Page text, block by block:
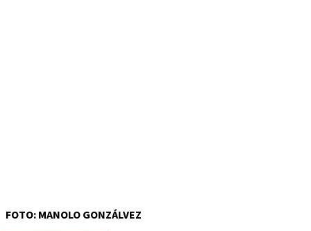
FOTO: MANOLO GONZÁLVEZ